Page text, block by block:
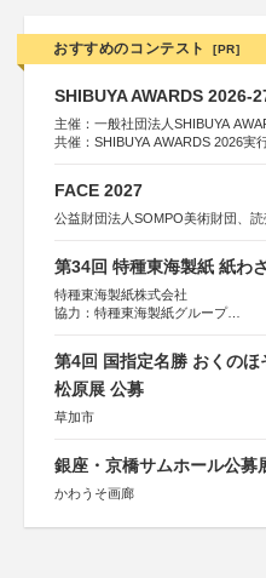
おすすめのコンテスト [PR]
SHIBUYA AWARDS 2026-
主催：一般社団法人SHIBUYA
共催：SHIBUYA AWARDS 2026実
FACE 2027
公益財団法人SOMPO美術財団、読
第34回 特種東海製紙 紙わ
特種東海製紙株式会社
協力：特種東海製紙グループ
第4回 国指定名勝 おくのほ
松原展 公募
草加市
銀座・京橋サムホール公募
かわうそ画廊